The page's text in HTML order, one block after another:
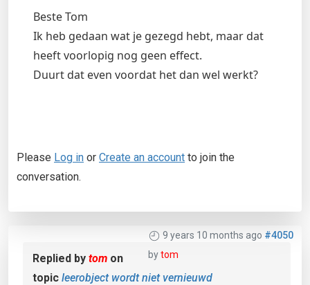
Beste Tom
Ik heb gedaan wat je gezegd hebt, maar dat
heeft voorlopig nog geen effect.
Duurt dat even voordat het dan wel werkt?
Please Log in or Create an account to join the
conversation.
9 years 10 months ago #4050
bytom
Replied by tom on
topic leerobject wordt niet vernieuwd